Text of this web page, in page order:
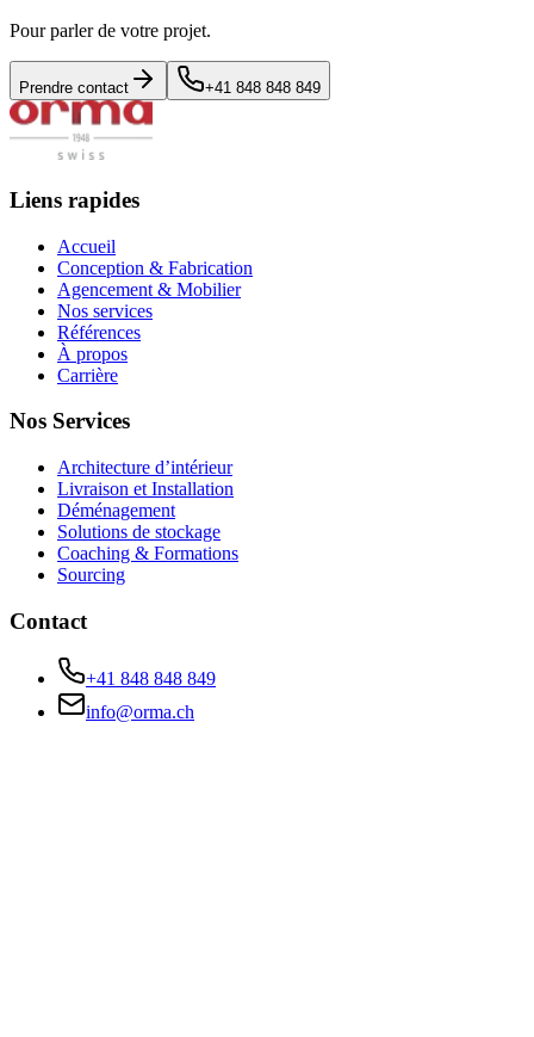
Pour parler de votre projet.
Prendre contact +41 848 848 849
Liens rapides
Accueil
Conception & Fabrication
Agencement & Mobilier
Nos services
Références
À propos
Carrière
Nos Services
Architecture d’intérieur
Livraison et Installation
Déménagement
Solutions de stockage
Coaching & Formations
Sourcing
Contact
+41 848 848 849
info@orma.ch